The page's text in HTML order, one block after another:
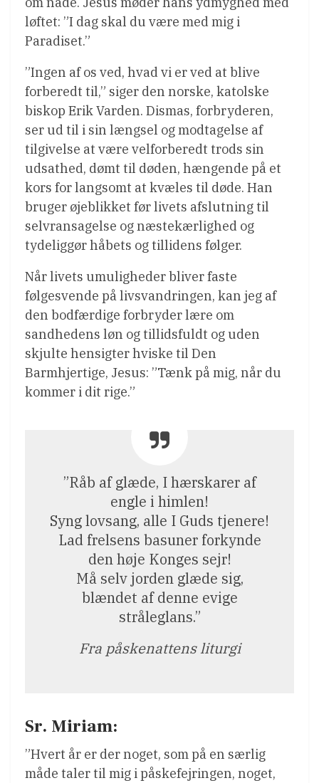
løftet: ”I dag skal du være med mig i
Paradiset.”
”Ingen af os ved, hvad vi er ved at blive
forberedt til,” siger den norske, katolske
biskop Erik Varden. Dismas, forbryderen,
ser ud til i sin længsel og modtagelse af
tilgivelse at være velforberedt trods sin
udsathed, dømt til døden, hængende på et
kors for langsomt at kvæles til døde. Han
bruger øjeblikket før livets afslutning til
selvransagelse og næstekærlighed og
tydeliggør håbets og tillidens følger.
Når livets umuligheder bliver faste
følgesvende på livsvandringen, kan jeg af
den bodfærdige forbryder lære om
sandhedens løn og tillidsfuldt og uden
skjulte hensigter hviske til Den
Barmhjertige, Jesus: ”Tænk på mig, når du
kommer i dit rige.”
”Råb af glæde, I hærskarer af
engle i himlen!
Syng lovsang, alle I Guds tjenere!
Lad frelsens basuner forkynde
den høje Konges sejr!
Må selv jorden glæde sig,
blændet af denne evige
stråleglans.”
Fra påskenattens liturgi
Sr. Miriam:
”Hvert år er der noget, som på en særlig
måde taler til mig i påskefejringen, noget,